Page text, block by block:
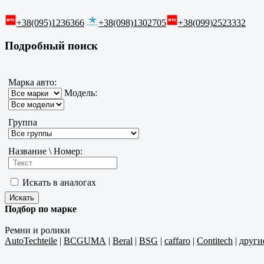
+38(095)1236366 +38(098)1302705 +38(099)2523332
Подробный поиск
Марка авто:
Модель:
Группа
Название \ Номер:
Искать в аналогах
Подбор по марке
Ремни и ролики
AutoTechteile | BCGUMA | Beral | BSG | caffaro | Contitech |